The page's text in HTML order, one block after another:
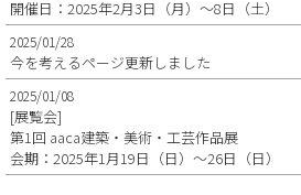
開催日：2025年2月3日（月）～8日（土）
2025/01/28
今を考えるページ更新しました
2025/01/08
[展覧会]
第1回 aaca建築・美術・工芸作品展
会期：2025年1月19日（日）～26日（日）